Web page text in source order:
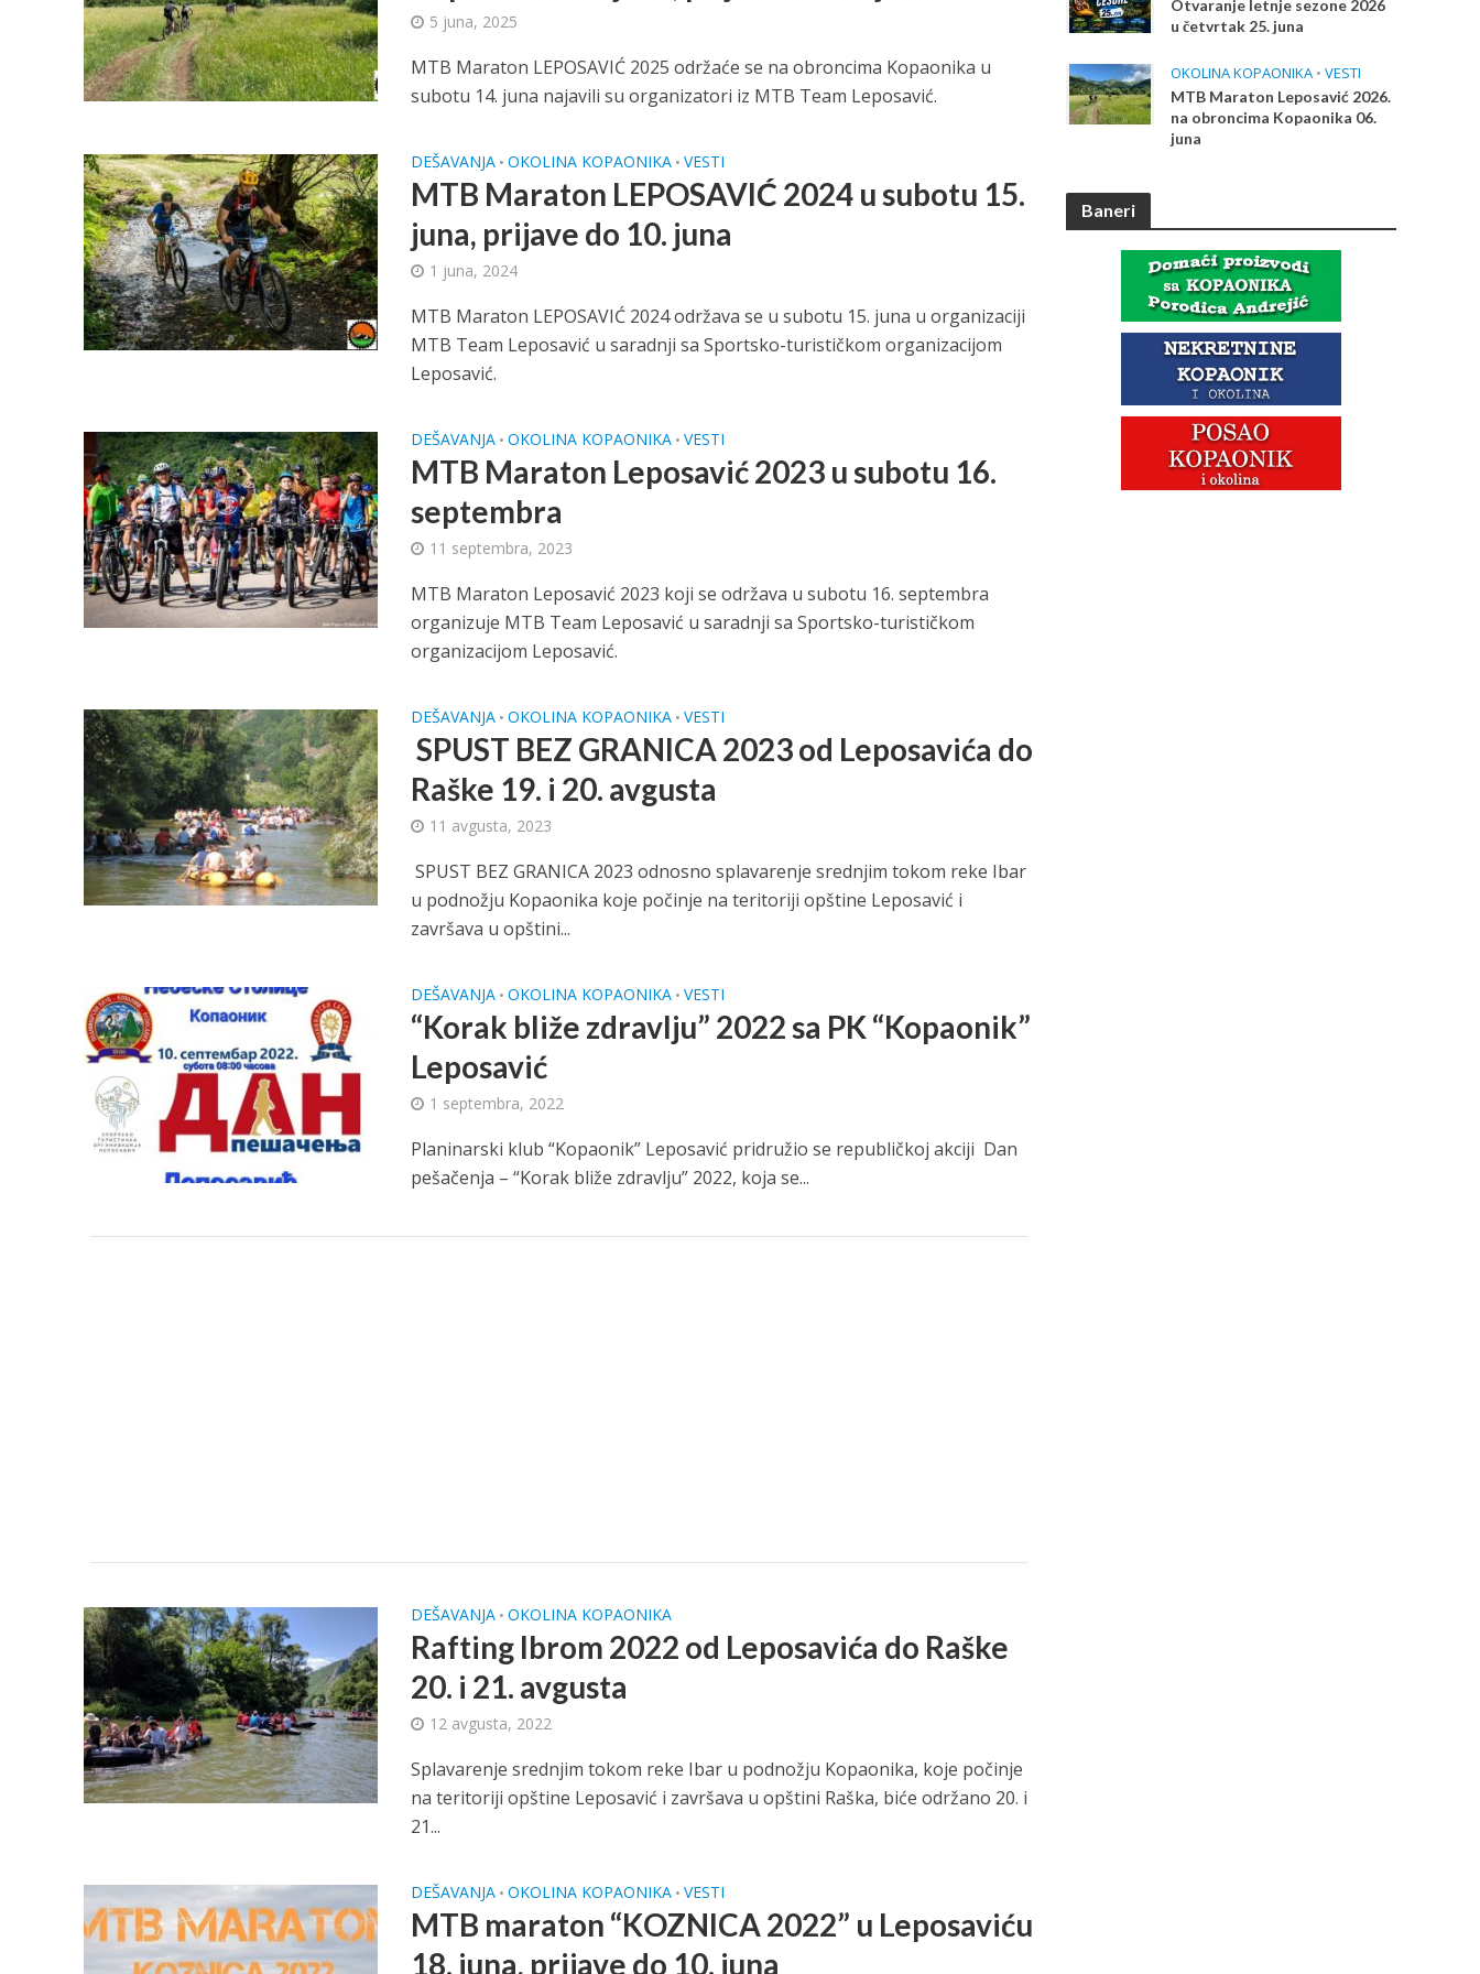
5 juna, 2025
MTB Maraton LEPOSAVIĆ 2025 održaće se na obroncima Kopaonika u
subotu 14. juna najavili su organizatori iz MTB Team Leposavić.
DEŠAVANJA • OKOLINA KOPAONIKA • VESTI
MTB Maraton LEPOSAVIĆ 2024 u subotu 15.
juna, prijave do 10. juna
1 juna, 2024
MTB Maraton LEPOSAVIĆ 2024 održava se u subotu 15. juna u organizaciji
MTB Team Leposavić u saradnji sa Sportsko-turističkom organizacijom
Leposavić.
DEŠAVANJA • OKOLINA KOPAONIKA • VESTI
MTB Maraton Leposavić 2023 u subotu 16.
septembra
11 septembra, 2023
MTB Maraton Leposavić 2023 koji se održava u subotu 16. septembra
organizuje MTB Team Leposavić u saradnji sa Sportsko-turističkom
organizacijom Leposavić.
DEŠAVANJA • OKOLINA KOPAONIKA • VESTI
SPUST BEZ GRANICA 2023 od Leposavića do
Raške 19. i 20. avgusta
11 avgusta, 2023
SPUST BEZ GRANICA 2023 odnosno splavarenje srednjim tokom reke Ibar
u podnožju Kopaonika koje počinje na teritoriji opštine Leposavić i
završava u opštini...
DEŠAVANJA • OKOLINA KOPAONIKA • VESTI
“Korak bliže zdravlju” 2022 sa PK “Kopaonik”
Leposavić
1 septembra, 2022
Planinarski klub “Kopaonik” Leposavić pridružio se republičkoj akciji Dan
pešačenja – “Korak bliže zdravlju” 2022, koja se...
DEŠAVANJA • OKOLINA KOPAONIKA
Rafting Ibrom 2022 od Leposavića do Raške
20. i 21. avgusta
12 avgusta, 2022
Splavarenje srednjim tokom reke Ibar u podnožju Kopaonika, koje počinje
na teritoriji opštine Leposavić i završava u opštini Raška, biće održano 20. i
21...
DEŠAVANJA • OKOLINA KOPAONIKA • VESTI
MTB maraton “KOZNICA 2022” u Leposaviću
18. juna, prijave do 10. juna
Otvaranje letnje sezone 2026
u četvrtak 25. juna
OKOLINA KOPAONIKA • VESTI
MTB Maraton Leposavić 2026.
na obroncima Kopaonika 06.
juna
Baneri